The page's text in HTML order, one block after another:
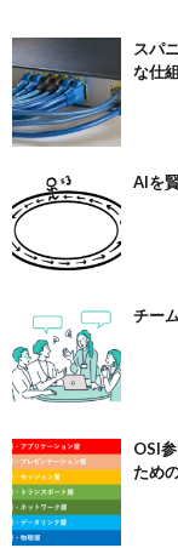
スパ
な仕
AIを
チー
OSI
ため